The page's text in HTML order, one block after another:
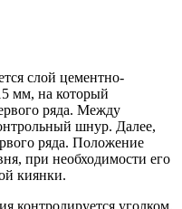
слой цементно-
мм, на который
ряда. Между
шнур. Далее,
ряда. Положение
при необходимости его
киянки.